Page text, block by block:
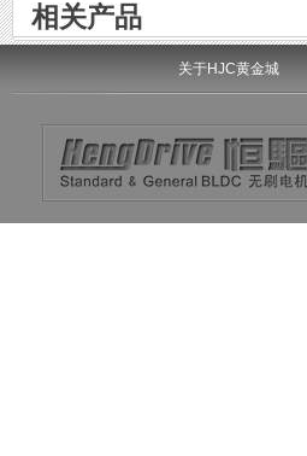
相关产品
关于HJC黄金城